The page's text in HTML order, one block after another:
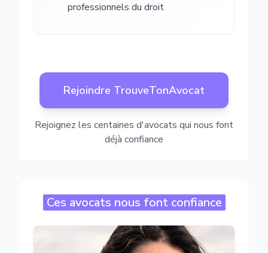
professionnels du droit
Rejoindre TrouveTonAvocat
Rejoignez les centaines d'avocats qui nous font
déjà confiance
Ces avocats nous font confiance